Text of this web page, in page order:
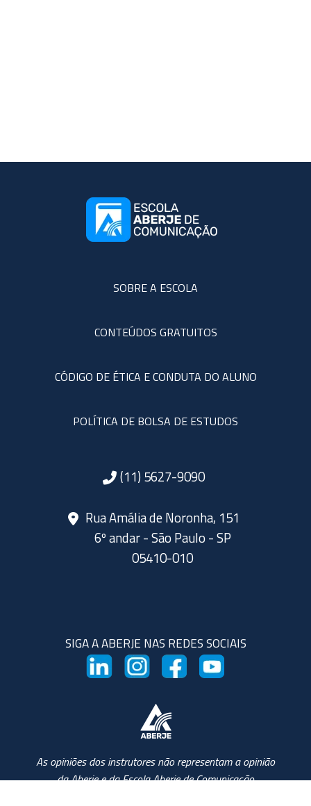
SOBRE A ESCOLA
CONTEÚDOS GRATUITOS
CÓDIGO DE ÉTICA E CONDUTA DO ALUNO
POLÍTICA DE BOLSA DE ESTUDOS
(11) 5627-9090
Rua Amália de Noronha, 151
6º andar - São Paulo - SP
05410-010
SIGA A ABERJE NAS REDES SOCIAIS
As opiniões dos instrutores não representam a opinião
da Aberje e da Escola Aberje de Comunicação